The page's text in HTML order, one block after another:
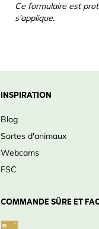
Ce formulaire est
s'applique.
INSPIRATION
Blog
Sortes d'animaux
Webcams
FSC
COMMANDE SÛRE ET